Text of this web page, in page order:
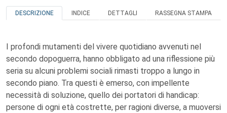
DESCRIZIONE INDICE DETTAGLI RASSEGNA STAMPA
I profondi mutamenti del vivere quotidiano avvenuti nel
secondo dopoguerra, hanno obbligato ad una riflessione più
seria su alcuni problemi sociali rimasti troppo a lungo in
secondo piano. Tra questi è emerso, con impellente
necessità di soluzione, quello dei portatori di handicap:
persone di ogni età costrette, per ragioni diverse, a muoversi